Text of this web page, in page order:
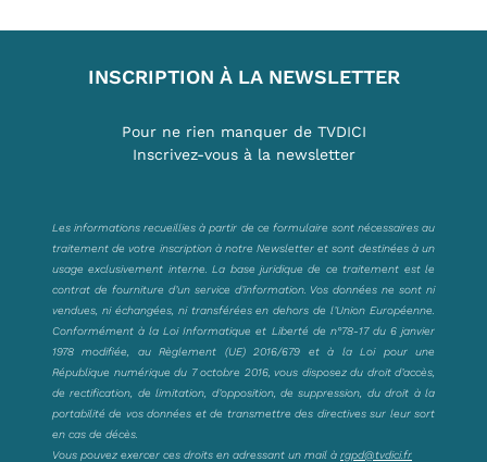
INSCRIPTION À LA NEWSLETTER
Pour ne rien manquer de TVDICI
Inscrivez-vous à la newsletter
Les informations recueillies à partir de ce formulaire sont nécessaires au
traitement de votre inscription à notre Newsletter et sont destinées à un
usage exclusivement interne. La base juridique de ce traitement est le
contrat de fourniture d’un service d’information. Vos données ne sont ni
vendues, ni échangées, ni transférées en dehors de l’Union Européenne.
Conformément à la Loi Informatique et Liberté de n°78-17 du 6 janvier
1978 modifiée, au Règlement (UE) 2016/679 et à la Loi pour une
République numérique du 7 octobre 2016, vous disposez du droit d’accès,
de rectification, de limitation, d’opposition, de suppression, du droit à la
portabilité de vos données et de transmettre des directives sur leur sort
en cas de décès.
Vous pouvez exercer ces droits en adressant un mail à rgpd@tvdici.fr